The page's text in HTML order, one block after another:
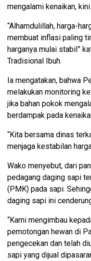
mengalami kenaikan,
“Alhamdulillah, harga-
membuat inflasi paling
harganya mulai stabil”
Tradisional Ibuh.
Ia mengatakan, bahwa
melakukan monitoring
jika bahan pokok
berdampak pada
“Kita bersama dinas
menjaga kestabilan
Wako menyebut, dari
pedagang daging sapi
(PMK) pada sapi.
daging sapi ini
“Kami mengimbau
pemotongan hewan di
pengecekan dan telah
sapi yang dijual